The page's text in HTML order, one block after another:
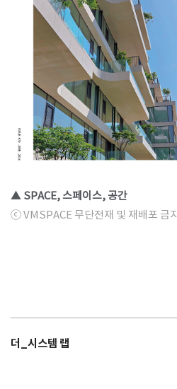
▲ SPACE, 스페이스, 공간
ⓒ VMSPACE 무단전재 및 재배포 금지
더_시스템 랩